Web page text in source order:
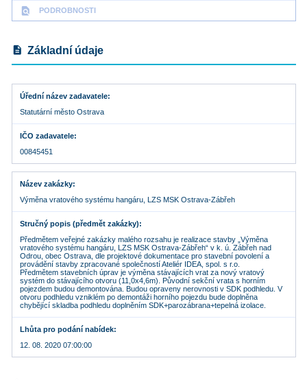
find_in_page PODROBNOSTI
description Základní údaje
Úřední název zadavatele
Statutární město Ostrava
IČO zadavatele
00845451
Název zakázky
Výměna vratového systému hangáru, LZS MSK Ostrava-Zábřeh
Stručný popis (předmět zakázky)
Předmětem veřejné zakázky malého rozsahu je realizace stavby „Výměna
vratového systému hangáru, LZS MSK Ostrava-Zábřeh“ v k. ú. Zábřeh nad
Odrou, obec Ostrava, dle projektové dokumentace pro stavební povolení a
provádění stavby zpracované společností Ateliér IDEA, spol. s r.o.
Předmětem stavebních úprav je výměna stávajících vrat za nový vratový
systém do stávajícího otvoru (11,0x4,6m). Původní sekční vrata s horním
pojezdem budou demontována. Budou opraveny nerovnosti v SDK podhledu. V
otvoru podhledu vzniklém po demontáži horního pojezdu bude doplněna
chybějící skladba podhledu doplněním SDK+parozábrana+tepelná izolace.
Lhůta pro podání nabídek
12. 08. 2020 07:00:00